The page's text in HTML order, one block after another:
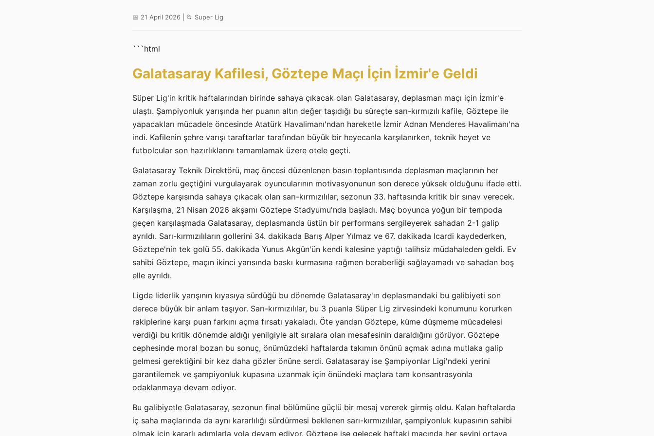
📅 21 April 2026 | 📂 Super Lig
```html
Galatasaray Kafilesi, Göztepe Maçı İçin İzmir'e Geldi
Süper Lig'in kritik haftalarından birinde sahaya çıkacak olan Galatasaray, deplasman maçı için İzmir'e
ulaştı. Şampiyonluk yarışında her puanın altın değer taşıdığı bu süreçte sarı-kırmızılı kafile, Göztepe ile
yapacakları mücadele öncesinde Atatürk Havalimanı'ndan hareketle İzmir Adnan Menderes Havalimanı'na
indi. Kafilenin şehre varışı taraftarlar tarafından büyük bir heyecanla karşılanırken, teknik heyet ve
futbolcular son hazırlıklarını tamamlamak üzere otele geçti.
Galatasaray Teknik Direktörü, maç öncesi düzenlenen basın toplantısında deplasman maçlarının her
zaman zorlu geçtiğini vurgulayarak oyuncularının motivasyonunun son derece yüksek olduğunu ifade etti.
Göztepe karşısında sahaya çıkacak olan sarı-kırmızılılar, sezonun 33. haftasında kritik bir sınav verecek.
Karşılaşma, 21 Nisan 2026 akşamı Göztepe Stadyumu'nda başladı. Maç boyunca yoğun bir tempoda
geçen karşılaşmada Galatasaray, deplasmanda üstün bir performans sergileyerek sahadan 2-1 galip
ayrıldı. Sarı-kırmızılıların gollerini 34. dakikada Barış Alper Yılmaz ve 67. dakikada Icardi kaydederken,
Göztepe'nin tek golü 55. dakikada Yunus Akgün'ün kendi kalesine yaptığı talihsiz müdahaleden geldi. Ev
sahibi Göztepe, maçın ikinci yarısında baskı kurmasına rağmen beraberliği sağlayamadı ve sahadan boş
elle ayrıldı.
Ligde liderlik yarışının kıyasıya sürdüğü bu dönemde Galatasaray'ın deplasmandaki bu galibiyeti son
derece büyük bir anlam taşıyor. Sarı-kırmızılılar, bu 3 puanla Süper Lig zirvesindeki konumunu korurken
rakiplerine karşı puan farkını açma fırsatı yakaladı. Öte yandan Göztepe, küme düşmeme mücadelesi
verdiği bu kritik dönemde aldığı yenilgiyle alt sıralara olan mesafesinin daraldığını görüyor. Göztepe
cephesinde moral bozan bu sonuç, önümüzdeki haftalarda takımın önünü açmak adına mutlaka galip
gelmesi gerektiğini bir kez daha gözler önüne serdi. Galatasaray ise Şampiyonlar Ligi'ndeki yerini
garantilemek ve şampiyonluk kupasına uzanmak için önündeki maçlara tam konsantrasyonla
odaklanmaya devam ediyor.
Bu galibiyetle Galatasaray, sezonun final bölümüne güçlü bir mesaj vererek girmiş oldu. Kalan haftalarda
iç saha maçlarında da aynı kararlılığı sürdürmesi beklenen sarı-kırmızılılar, şampiyonluk kupasının sahibi
olmak için kararlı adımlarla yola devam ediyor. Göztepe ise gelecek haftaki maçında her şeyini ortaya